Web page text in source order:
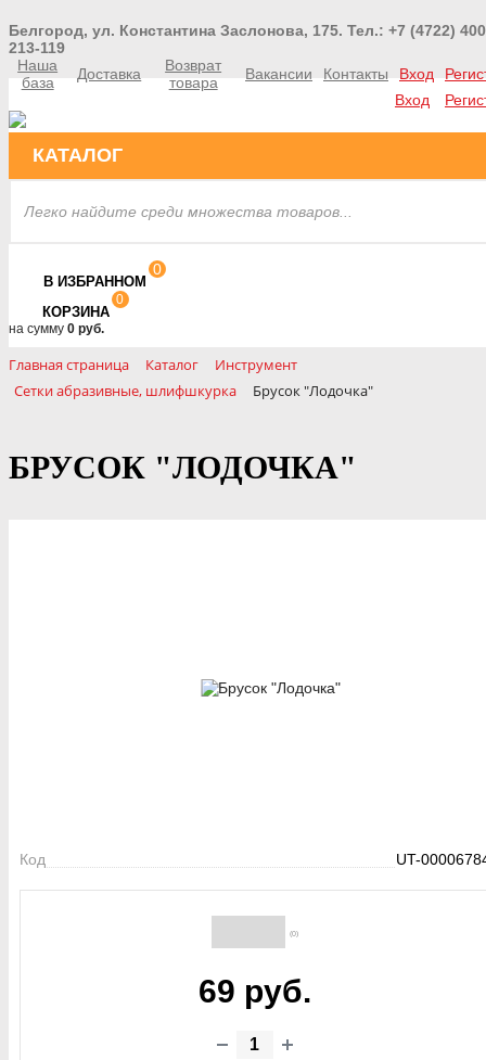
Белгород, ул. Константина Заслонова, 175. Тел.: +7 (4722)
213-119
Наша
база
Доставка
Возврат
товара
Вакансии Контакты Вход
Вход
КАТАЛОГ
В ИЗБРАННОМ
0
КОРЗИНА
0
на сумму 0 руб.
Главная страница Каталог
Инструмент
Сетки абразивные, шлифшкурка
Брусок "Лодочка"
БРУСОК "ЛОДОЧКА"
Код UT-
(0)
69 руб.